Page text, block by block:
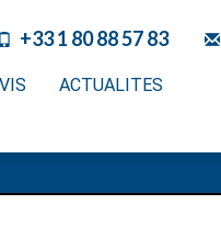
+33 1 80 88 57 83
ACTUALITES